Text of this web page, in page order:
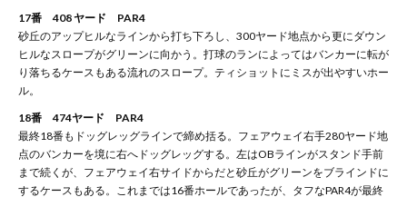
17番 408 ヤード PAR4
砂丘のアップヒルなラインから打ち下ろし、300ヤード地点から更にダウン
ヒルなスロープがグリーンに向かう。打球のランによってはバンカーに転が
り落ちるケースもある流れのスロープ。ティショットにミスが出やすいホー
ル。
18番 474ヤード PAR4
最終18番もドッグレッグラインで締め括る。フェアウェイ右手280ヤード地
点のバンカーを境に右へドッグレッグする。左はOBラインがスタンド手前
まで続くが、フェアウェイ右サイドからだと砂丘がグリーンをブラインドに
するケースもある。これまでは16番ホールであったが、タフなPAR4が最終